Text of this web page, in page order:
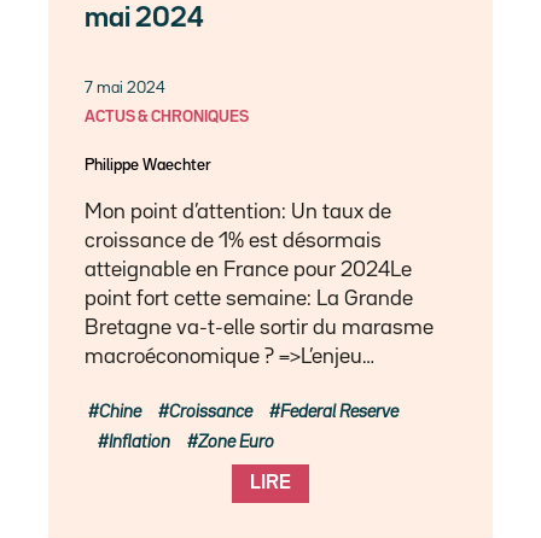
mai 2024
7 mai 2024
ACTUS & CHRONIQUES
Philippe Waechter
Mon point d’attention: Un taux de
croissance de 1% est désormais
atteignable en France pour 2024Le
point fort cette semaine: La Grande
Bretagne va-t-elle sortir du marasme
macroéconomique ? =>L’enjeu…
LIRE
Chine Croissance
Federal Reserve
Inflation
Zone Euro